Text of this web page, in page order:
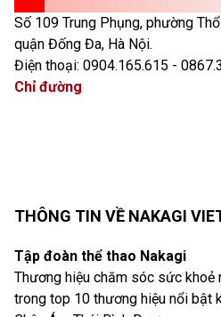
Số 109 Trung Phụng, phường Thổ
quận Đống Đa, Hà Nội.
Điện thoại: 0904.165.615 -
Chỉ đường
THÔNG TIN VỀ NAKAGI
Tập đoàn thể thao Nakagi
Thương hiệu chăm sóc sức khoẻ
trong top 10 thương hiệu nổi bật